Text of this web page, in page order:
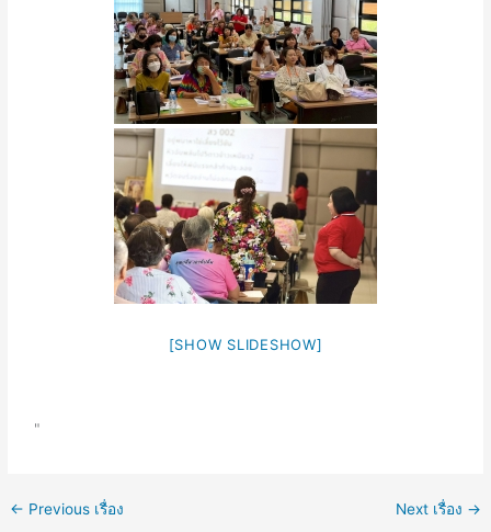
[SHOW SLIDESHOW]
"
← Previous เรื่อง Next เรื่อง →